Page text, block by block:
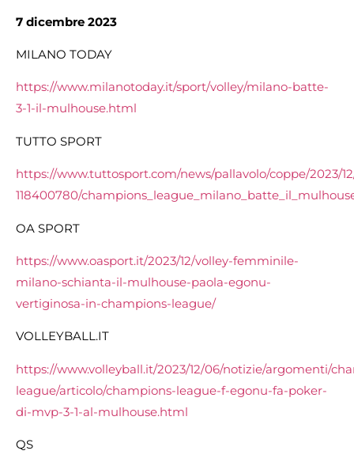
7 dicembre 2023
MILANO TODAY
https://www.milanotoday.it/sport/volley/milano-batte-
3-1-il-mulhouse.html
TUTTO SPORT
https://www.tuttosport.com/news/pallavolo/coppe/2023/
118400780/
OA SPORT
https://www.oasport.it/2023/12/volley-femminile-
milano-schianta-il-mulhouse-paola-egonu-
vertiginosa-in-champions-league/
VOLLEYBALL.IT
https://www.volleyball.it/2023/12/06/notizie/argomenti/
league/articolo/champions-league-f-egonu-fa-poker-
di-mvp-3-1-al-mulhouse.html
QS